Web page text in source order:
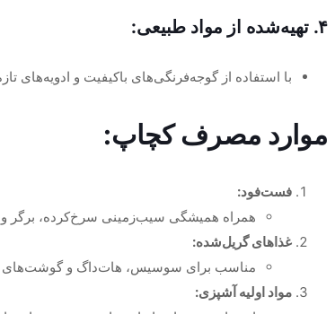
۴. تهیه‌شده از مواد طبیعی:
با استفاده از گوجه‌فرنگی‌های باکیفیت و ادویه‌های
موارد مصرف کچاپ:
فست‌فود:
همراه همیشگی سیب‌زمینی سرخ‌کرده، برگر
غذاهای گریل‌شده:
مناسب برای سوسیس، هات‌داگ و گوشت‌های
مواد اولیه آشپزی: